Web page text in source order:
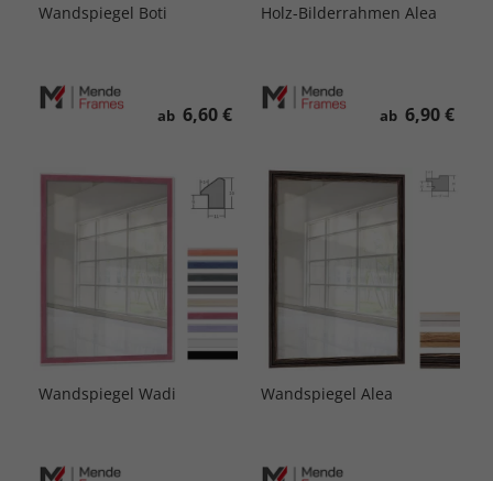
Wandspiegel Boti
ab 6,60 €
Holz-Bilderrahmen Alea
ab 6,90 €
Wandspiegel Wadi Wandspiegel Alea